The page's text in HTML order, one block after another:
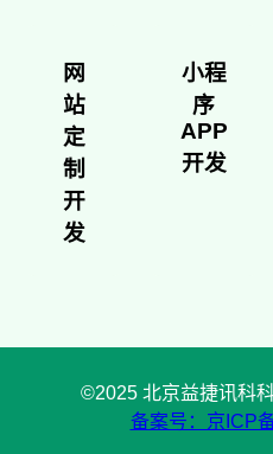
网
站
定
制
开
发
小程
序
APP
开发
©2025 北京益捷讯科
备案号：京ICP